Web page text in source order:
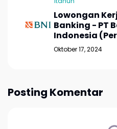
Lowongan
Banking - PT
Indonesia
Oktober 17, 2024
Posting Komentar